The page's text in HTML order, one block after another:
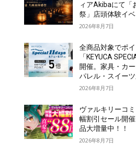
ィアAkibaにて「
祭」店頭体験イ
2026年8月7日
全商品対象でポ
「KEYUCA
開催。家具・カ
パレル・スイー
2026年8月7日
ヴァルキリーコ
幅割引セール開
品大増量中！！
2026年8月7日